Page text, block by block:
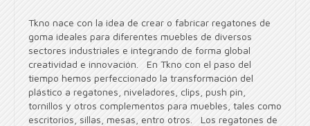
Tkno nace con la idea de crear o fabricar regatones de
goma ideales para diferentes muebles de diversos
sectores industriales e integrando de forma global
creatividad e innovación. En Tkno con el paso del
tiempo hemos perfeccionado la transformación del
plástico a regatones, niveladores, clips, push pin,
tornillos y otros complementos para muebles, tales como
escritorios, sillas, mesas, entro otros. Los regatones de